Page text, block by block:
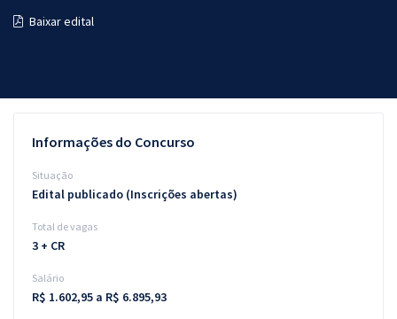
Questões grátis
Blog
Aprovados
Baixar edital
Informações do Concurso
Situação
Edital publicado (Inscrições abertas)
Total de vagas
3 + CR
Salário
R$ 1.602,95 a R$ 6.895,93